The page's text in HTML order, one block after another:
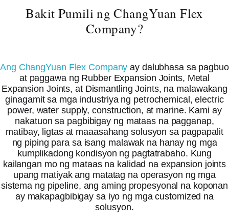
Bakit Pumili ng ChangYuan Flex
Company?
Ang ChangYuan Flex Company ay dalubhasa sa pagbuo
at paggawa ng Rubber Expansion Joints, Metal
Expansion Joints, at Dismantling Joints, na malawakang
ginagamit sa mga industriya ng petrochemical, electric
power, water supply, construction, at marine. Kami ay
nakatuon sa pagbibigay ng mataas na pagganap,
matibay, ligtas at maaasahang solusyon sa pagpapalit
ng piping para sa isang malawak na hanay ng mga
kumplikadong kondisyon ng pagtatrabaho. Kung
kailangan mo ng mataas na kalidad na expansion joints
upang matiyak ang matatag na operasyon ng mga
sistema ng pipeline, ang aming propesyonal na koponan
ay makapagbibigay sa iyo ng mga customized na
solusyon.